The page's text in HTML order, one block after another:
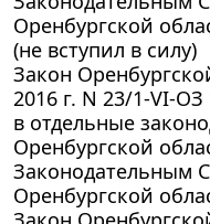
Оренбургской
(не вступил в силу)
Закон
2016 г. N 23/1-VI-
в отдельные
Оренбургской
Законодательным
Оренбургской